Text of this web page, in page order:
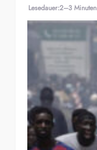
Lesedauer:2–3 Minuten